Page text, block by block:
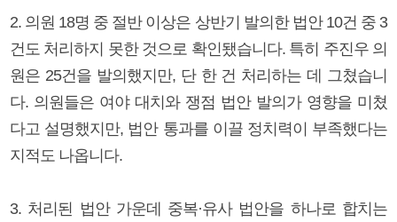
2. 의원 18명 중 절반 이상은 상반기 발의한 법안 10건 중 3
건도 처리하지 못한 것으로 확인됐습니다. 특히 주진우 의
원은 25건을 발의했지만, 단 한 건 처리하는 데 그쳤습니
다. 의원들은 여야 대치와 쟁점 법안 발의가 영향을 미쳤
다고 설명했지만, 법안 통과를 이끌 정치력이 부족했다는
지적도 나옵니다.
3. 처리된 법안 가운데 중복·유사 법안을 하나로 합치는